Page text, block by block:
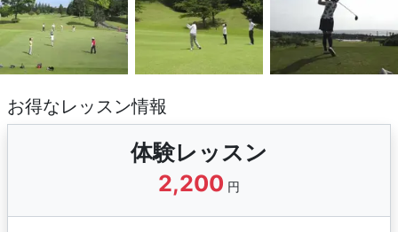
お得なレッスン情報
体験レッスン
2,200 円